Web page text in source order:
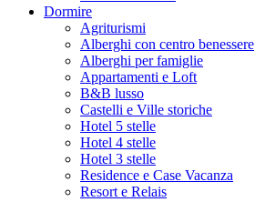
Dormire
Agriturismi
Alberghi con centro benessere
Alberghi per famiglie
Appartamenti e Loft
B&B lusso
Castelli e Ville storiche
Hotel 5 stelle
Hotel 4 stelle
Hotel 3 stelle
Residence e Case Vacanza
Resort e Relais